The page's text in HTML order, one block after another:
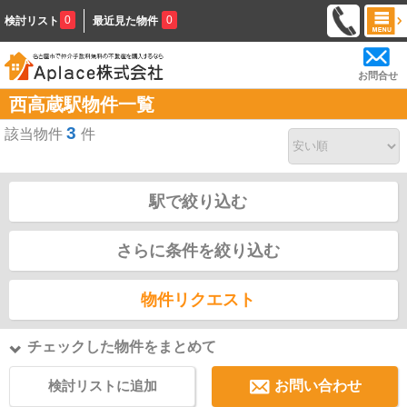
検討リスト 0 最近見た物件 0
お問合せ
西高蔵駅物件一覧
該当物件 3 件
駅で絞り込む
さらに条件を絞り込む
物件リクエスト
チェックした物件をまとめて
検討リストに追加 お問い合わせ